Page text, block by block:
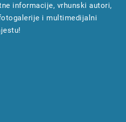
informacije, vrhunski autori,
i multimedijalni